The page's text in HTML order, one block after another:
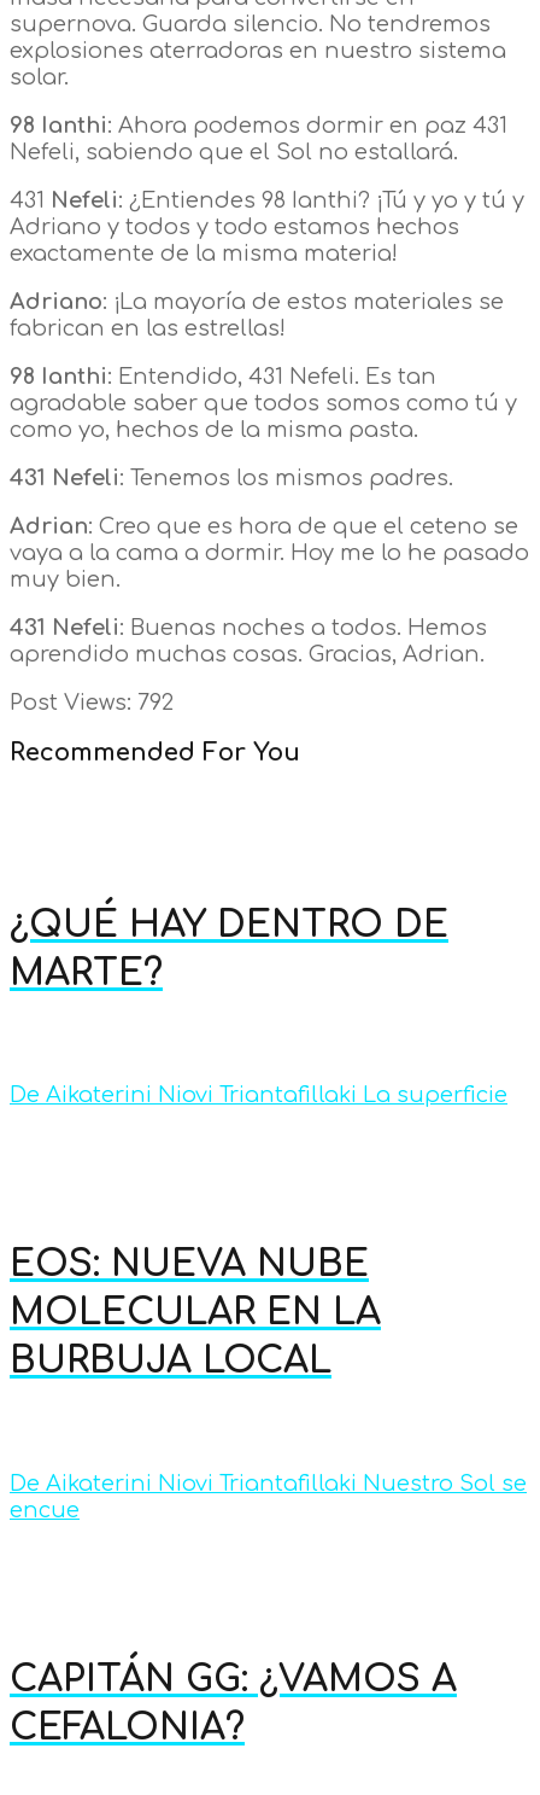
supernova. Guarda silencio. No tendremos
explosiones aterradoras en nuestro sistema
solar.
98 Ianthi: Ahora podemos dormir en paz 431
Nefeli, sabiendo que el Sol no estallará.
431 Nefeli: ¿Entiendes 98 Ianthi? ¡Tú y yo y tú y
Adriano y todos y todo estamos hechos
exactamente de la misma materia!
Adriano: ¡La mayoría de estos materiales se
fabrican en las estrellas!
98 Ianthi: Entendido, 431 Nefeli. Es tan
agradable saber que todos somos como tú y
como yo, hechos de la misma pasta.
431 Nefeli: Tenemos los mismos padres.
Adrian: Creo que es hora de que el ceteno se
vaya a la cama a dormir. Hoy me lo he pasado
muy bien.
431 Nefeli: Buenas noches a todos. Hemos
aprendido muchas cosas. Gracias, Adrian.
Post Views: 792
Recommended For You
¿QUÉ HAY DENTRO DE
MARTE?
De Aikaterini Niovi Triantafillaki La superficie
EOS: NUEVA NUBE
MOLECULAR EN LA
BURBUJA LOCAL
De Aikaterini Niovi Triantafillaki Nuestro Sol se
encue
CAPITÁN GG: ¿VAMOS A
CEFALONIA?